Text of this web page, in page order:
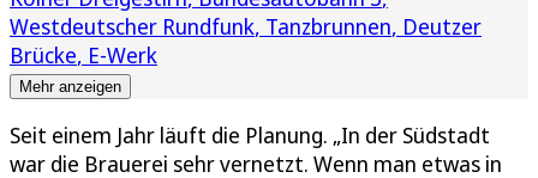
Westdeutscher Rundfunk Tanzbrunnen Deutzer
Brücke E-Werk
Mehr anzeigen
Seit einem Jahr läuft die Planung. „In der Südstadt
war die Brauerei sehr vernetzt. Wenn man etwas in